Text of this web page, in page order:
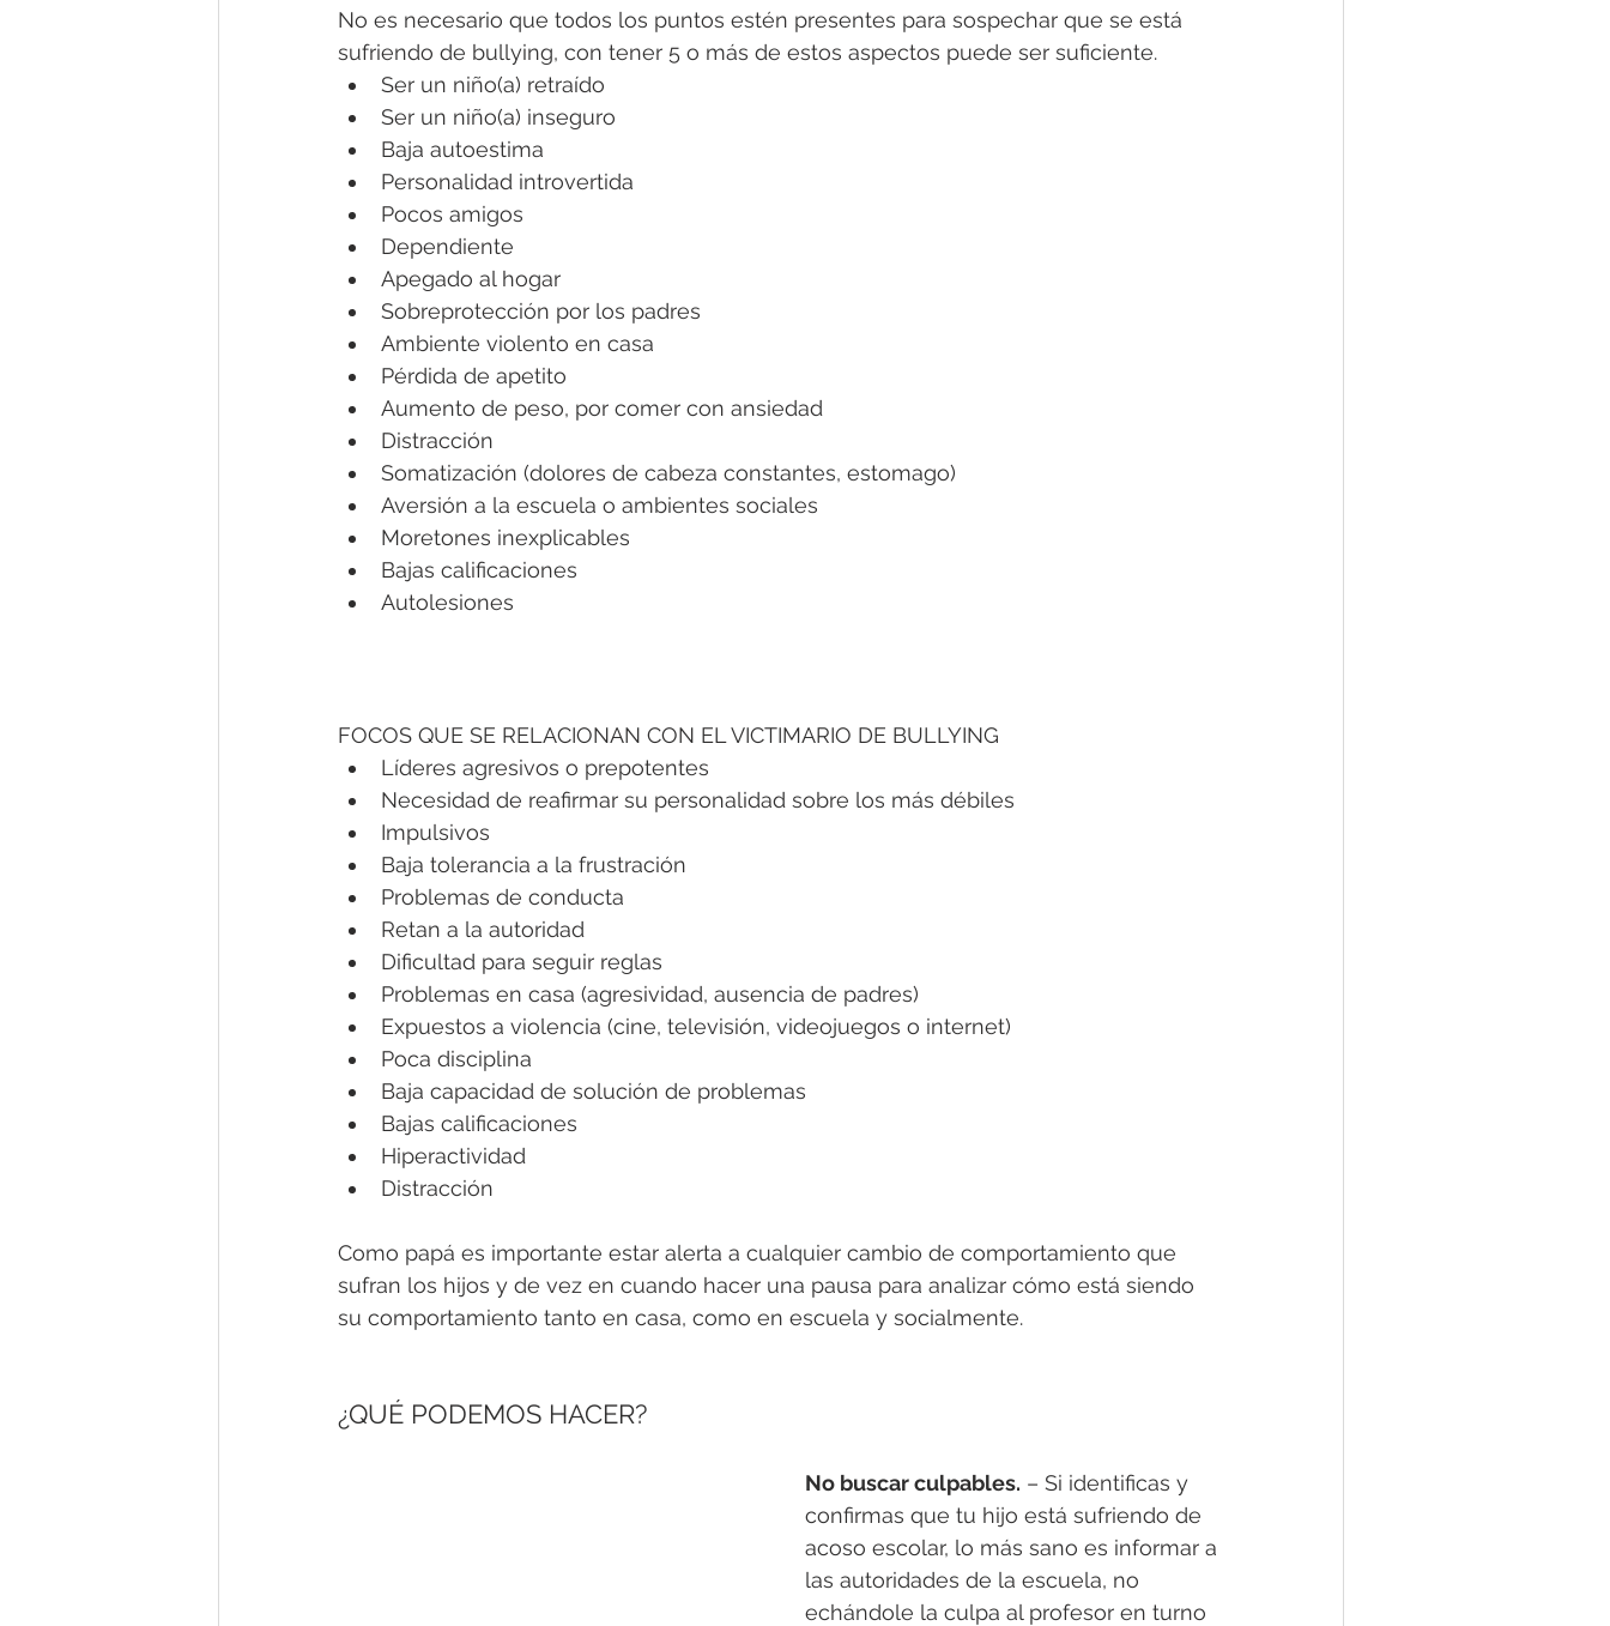
No es necesario que todos los puntos estén presentes para sospechar que se está
sufriendo de bullying, con tener 5 o más de estos aspectos puede ser suficiente.
Ser un niño(a) retraído
Ser un niño(a) inseguro
Baja autoestima
Personalidad introvertida
Pocos amigos
Dependiente
Apegado al hogar
Sobreprotección por los padres
Ambiente violento en casa
Pérdida de apetito
Aumento de peso, por comer con ansiedad
Distracción
Somatización (dolores de cabeza constantes, estomago)
Aversión a la escuela o ambientes sociales
Moretones inexplicables
Bajas calificaciones
Autolesiones
FOCOS QUE SE RELACIONAN CON EL VICTIMARIO DE BULLYING
Líderes agresivos o prepotentes
Necesidad de reafirmar su personalidad sobre los más débiles
Impulsivos
Baja tolerancia a la frustración
Problemas de conducta
Retan a la autoridad
Dificultad para seguir reglas
Problemas en casa (agresividad, ausencia de padres)
Expuestos a violencia (cine, televisión, videojuegos o internet)
Poca disciplina
Baja capacidad de solución de problemas
Bajas calificaciones
Hiperactividad
Distracción
Como papá es importante estar alerta a cualquier cambio de comportamiento que
sufran los hijos y de vez en cuando hacer una pausa para analizar cómo está siendo
su comportamiento tanto en casa, como en escuela y socialmente.
¿QUÉ PODEMOS HACER?
No buscar culpables. – Si identificas y
confirmas que tu hijo está sufriendo de
acoso escolar, lo más sano es informar a
las autoridades de la escuela, no
echándole la culpa al profesor en turno